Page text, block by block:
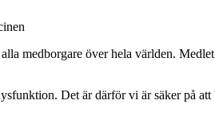
medborgare över hela världen.
Det är därför vi är säker på